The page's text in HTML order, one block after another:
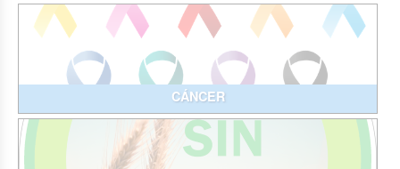
CÁNCER